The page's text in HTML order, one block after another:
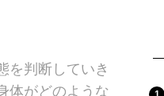
を判断していき
体がどのような